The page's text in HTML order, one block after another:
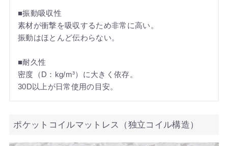
■振動吸収性
素材が衝撃を吸収するため非常に高い。
振動はほとんど伝わらない。
■耐久性
密度（D：kg/m³）に大きく依存。
30D以上が日常使用の目安。
ポケットコイルマットレス（独立コイル構造）